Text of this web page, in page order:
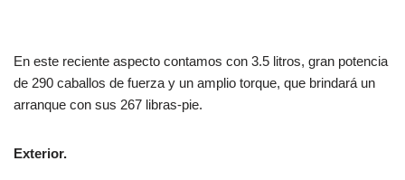
En este reciente aspecto contamos con 3.5 litros, gran potencia
de 290 caballos de fuerza y un amplio torque, que brindará un
arranque con sus 267 libras-pie.
Exterior.